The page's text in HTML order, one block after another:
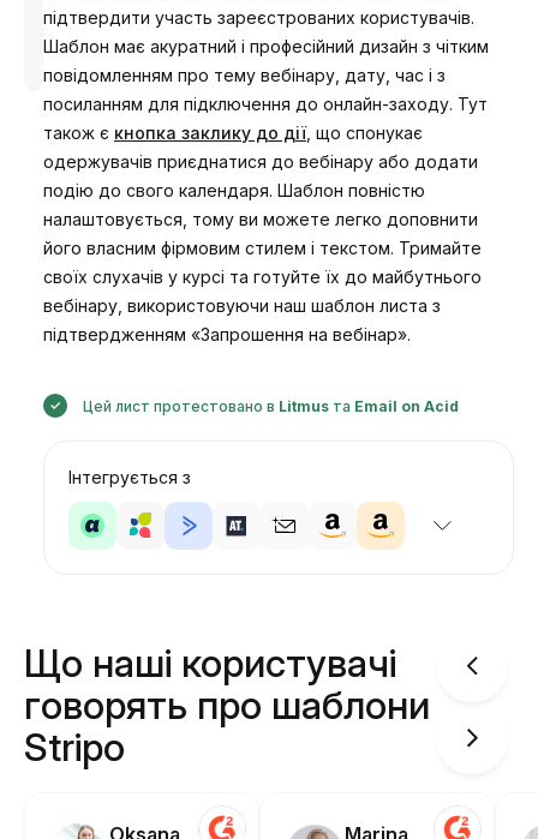
Анастасія
підтвердити участь зареєстрованих користувачів.
Шаблон має акуратний і професійний дизайн з чітким
повідомленням про тему вебінару, дату, час і з
посиланням для підключення до онлайн-заходу. Тут
також є кнопка заклику до дії, що спонукає
одержувачів приєднатися до вебінару або додати
подію до свого календаря. Шаблон повністю
налаштовується, тому ви можете легко доповнити
його власним фірмовим стилем і текстом. Тримайте
своїх слухачів у курсі та готуйте їх до майбутнього
вебінару, використовуючи наш шаблон листа з
підтвердженням «Запрошення на вебінар».
Цей лист протестовано в Litmusта Email on Acid
Інтегрується з
Що наші користувачі
говорять про шаблони
Stripo
Oksana
Marina